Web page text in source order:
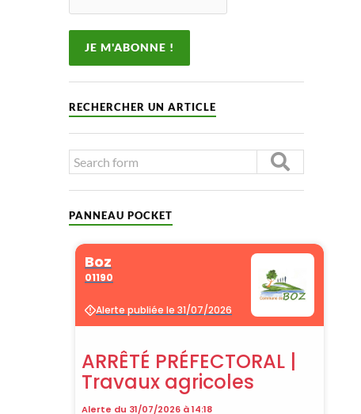
RECHERCHER UN ARTICLE
PANNEAU POCKET